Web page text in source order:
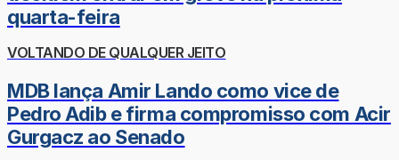
quarta-feira
VOLTANDO DE QUALQUER JEITO
MDB lança Amir Lando como vice de
Pedro Adib e firma compromisso com Acir
Gurgacz ao Senado